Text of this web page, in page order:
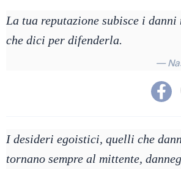
La tua reputazione subisce i
che dici per difenderla.
—
I desideri egoistici, quelli che
tornano sempre al mittente,